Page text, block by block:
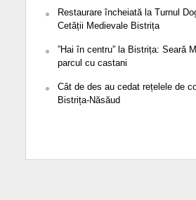
Restaurare încheiată la Turnul
Cetății Medievale Bistrița
”Hai în centru” la Bistrița: Seară
parcul cu castani
Cât de des au cedat rețelele de
Bistrița-Năsăud